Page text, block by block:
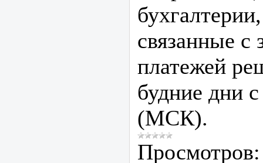
связанные с
платежей
будние дни
(МСК).
Просмотров: